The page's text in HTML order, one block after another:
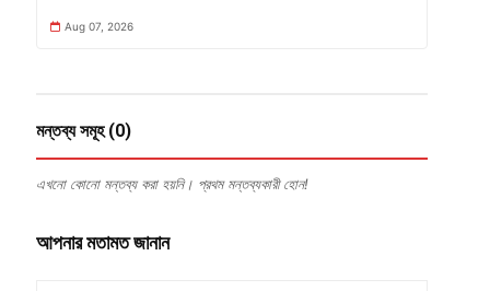
Aug 07, 2026
মন্তব্য সমূহ (0)
এখনো কোনো মন্তব্য করা হয়নি। প্রথম মন্তব্যকারী হোন!
আপনার মতামত জানান